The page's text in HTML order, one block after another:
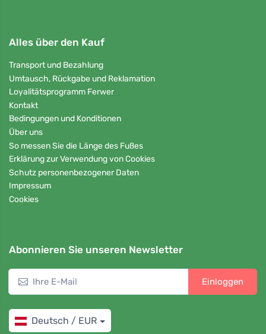
Alles über den Kauf
Transport und Bezahlung
Umtausch, Rückgabe und Reklamation
Loyalitätsprogramm Ferwer
Kontakt
Bedingungen und Konditionen
Über uns
So messen Sie die Länge des Fußes
Erklärung zur Verwendung von Cookies
Schutz personenbezogener Daten
Impressum
Cookies
Abonnieren Sie unseren Newsletter
Einloggen
Deutsch / EUR